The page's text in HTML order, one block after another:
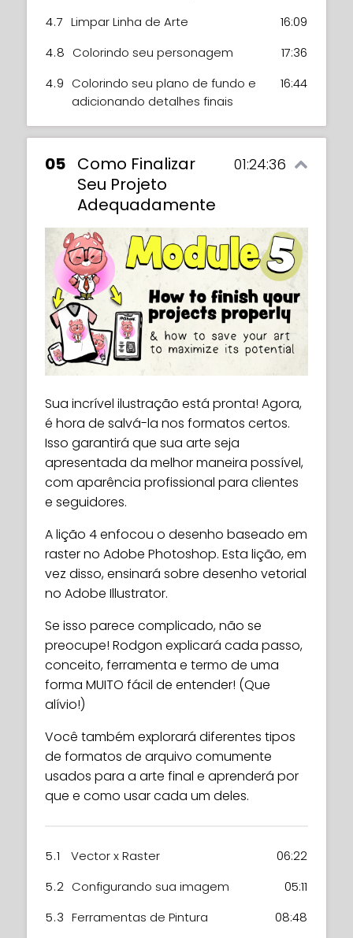
4.7 Limpar Linha de Arte
16:09
4.8 Colorindo seu personagem
17:36
4.9 Colorindo seu plano de fundo e
adicionando detalhes finais
16:44
05 Como Finalizar
Seu Projeto
Adequadamente
01:24:36
Sua incrível ilustração está pronta! Agora,
é hora de salvá-la nos formatos certos.
Isso garantirá que sua arte seja
apresentada da melhor maneira possível,
com aparência profissional para clientes
e seguidores.
A lição 4 enfocou o desenho baseado em
raster no Adobe Photoshop. Esta lição, em
vez disso, ensinará sobre desenho vetorial
no Adobe Illustrator.
Se isso parece complicado, não se
preocupe! Rodgon explicará cada passo,
conceito, ferramenta e termo de uma
forma MUITO fácil de entender! (Que
alívio!)
Você também explorará diferentes tipos
de formatos de arquivo comumente
usados para a arte final e aprenderá por
que e como usar cada um deles.
5.1 Vector x Raster
06:22
5.2 Configurando sua imagem
05:11
5.3 Ferramentas de Pintura
08:48